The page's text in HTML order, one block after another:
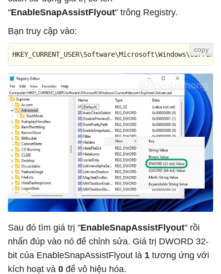
"EnableSnapAssistFlyout" trông Registry.
Bạn truy cập vào:
Sau đó tìm giá trị "EnableSnapAssistFlyout" rồi
nhấn đúp vào nó để chỉnh sửa. Giá trị DWORD 32-
bit của EnableSnapAssistFlyout là 1 tương ứng với
kích hoạt và 0 để vô hiệu hóa.